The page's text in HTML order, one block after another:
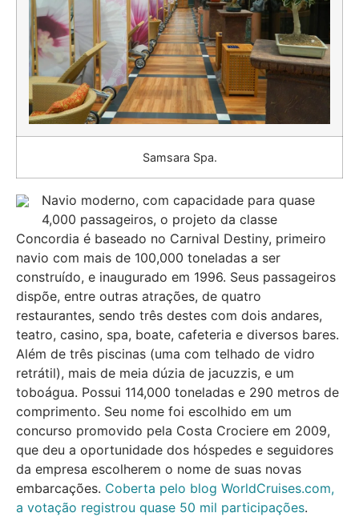
Samsara Spa.
Navio moderno, com capacidade para quase
4,000 passageiros, o projeto da classe
Concordia é baseado no Carnival Destiny, primeiro
navio com mais de 100,000 toneladas a ser
construído, e inaugurado em 1996. Seus passageiros
dispõe, entre outras atrações, de quatro
restaurantes, sendo três destes com dois andares,
teatro, casino, spa, boate, cafeteria e diversos bares.
Além de três piscinas (uma com telhado de vidro
retrátil), mais de meia dúzia de jacuzzis, e um
toboágua. Possui 114,000 toneladas e 290 metros de
comprimento. Seu nome foi escolhido em um
concurso promovido pela Costa Crociere em 2009,
que deu a oportunidade dos hóspedes e seguidores
da empresa escolherem o nome de suas novas
embarcações. Coberta pelo blog WorldCruises.com,
a votação registrou quase 50 mil participações.